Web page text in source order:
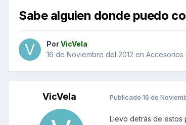
Sabe alguien donde puedo
PorVicVela
16 de Noviembre del 2012 en Accesorios
VicVela Publicado 16 de
Llevo detrás de estos